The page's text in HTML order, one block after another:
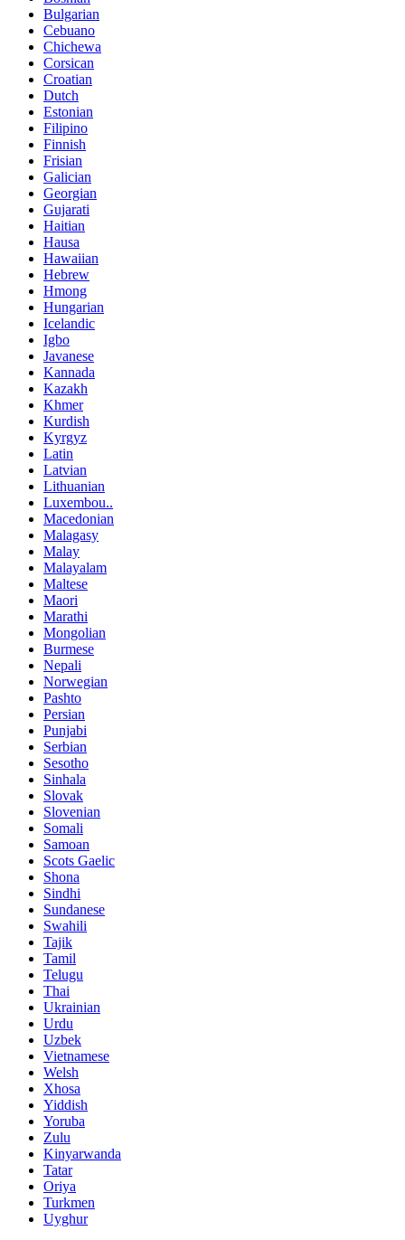
Bulgarian
Cebuano
Chichewa
Corsican
Croatian
Dutch
Estonian
Filipino
Finnish
Frisian
Galician
Georgian
Gujarati
Haitian
Hausa
Hawaiian
Hebrew
Hmong
Hungarian
Icelandic
Igbo
Javanese
Kannada
Kazakh
Khmer
Kurdish
Kyrgyz
Latin
Latvian
Lithuanian
Luxembou..
Macedonian
Malagasy
Malay
Malayalam
Maltese
Maori
Marathi
Mongolian
Burmese
Nepali
Norwegian
Pashto
Persian
Punjabi
Serbian
Sesotho
Sinhala
Slovak
Slovenian
Somali
Samoan
Scots Gaelic
Shona
Sindhi
Sundanese
Swahili
Tajik
Tamil
Telugu
Thai
Ukrainian
Urdu
Uzbek
Vietnamese
Welsh
Xhosa
Yiddish
Yoruba
Zulu
Kinyarwanda
Tatar
Oriya
Turkmen
Uyghur